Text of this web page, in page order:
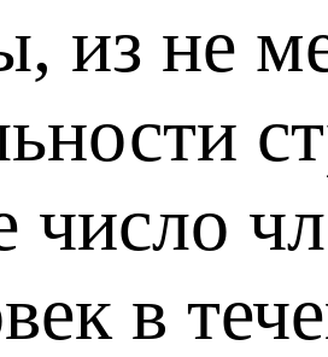
из не
в